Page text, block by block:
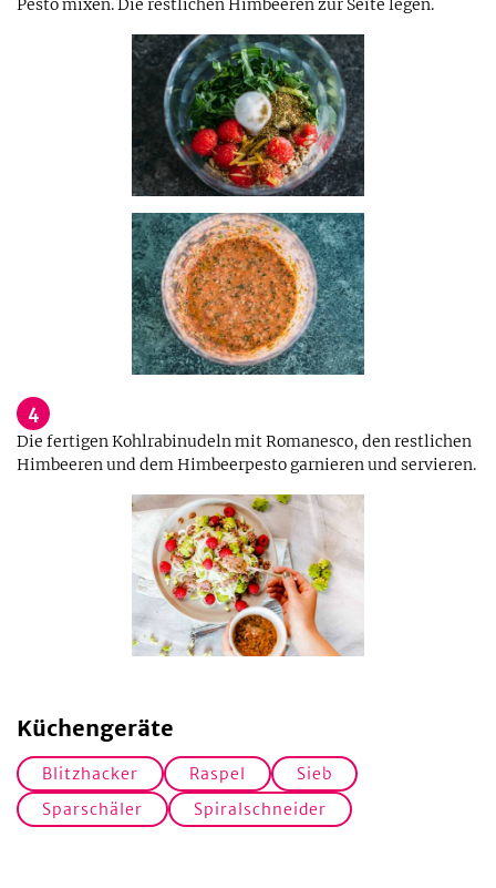
Pesto mixen. Die restlichen Himbeeren zur Seite legen.
4
Die fertigen Kohlrabinudeln mit Romanesco, den restlichen
Himbeeren und dem Himbeerpesto garnieren und servieren.
Küchengeräte
Blitzhacker Raspel
Sieb
Sparschäler
Spiralschneider